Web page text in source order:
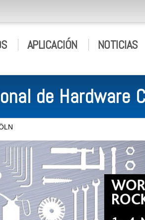
APLICACIÓN NOTICIAS
de Hardware